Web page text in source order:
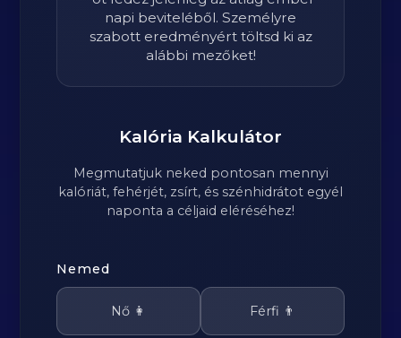
napi beviteléből. Személyre
szabott eredményért töltsd ki az
alábbi mezőket!
Kalória Kalkulátor
Megmutatjuk neked pontosan mennyi
kalóriát, fehérjét, zsírt, és szénhidrátot egyél
naponta a céljaid eléréséhez!
Nemed
Nő 👩 Férfi 👨